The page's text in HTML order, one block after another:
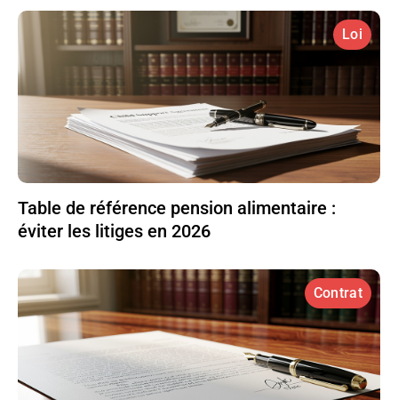
Loi
Table de référence pension alimentaire :
éviter les litiges en 2026
Contrat